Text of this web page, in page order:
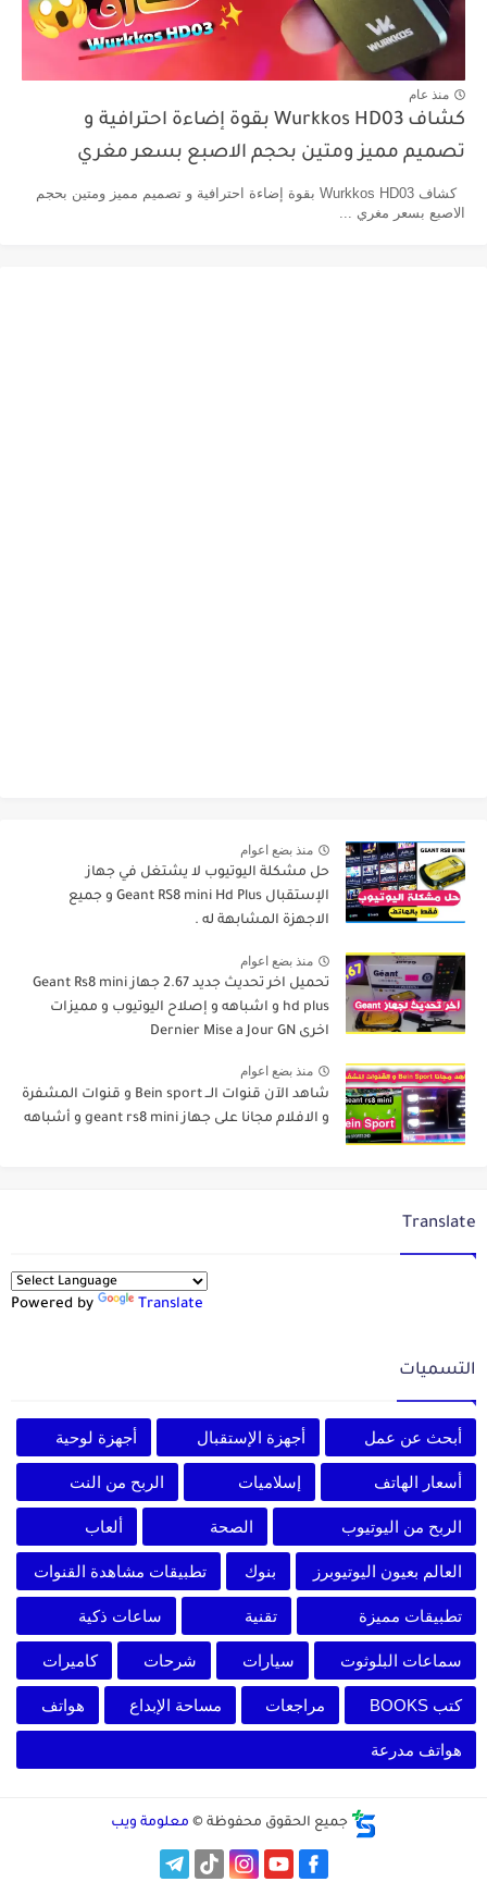
منذ عام
كشاف Wurkkos HD03 بقوة إضاءة احترافية و
تصميم مميز ومتين بحجم الاصبع بسعر مغري
كشاف Wurkkos HD03 بقوة إضاءة احترافية و تصميم مميز ومتين بحجم
الاصبع بسعر مغري ...
منذ بضع اعوام
حل مشكلة اليوتيوب لا يشتغل في جهاز
الإستقبال Geant RS8 mini Hd Plus و جميع
الاجهزة المشابهة له .
منذ بضع اعوام
تحميل اخر تحديث جديد 2.67 جهاز Geant Rs8 mini
hd plus و اشباهه و إصلاح اليوتيوب و مميزات
اخرى Dernier Mise a Jour GN
منذ بضع اعوام
شاهد الآن قنوات الــ Bein sport و قنوات المشفرة
و الافلام مجانا على جهاز geant rs8 mini و أشباهه
Translate
Powered by Translate
التسميات
أبحث عن عمل أجهزة الإستقبال أجهزة لوحية
أسعار الهاتف إسلاميات الربح من النت
الربح من اليوتيوب الصحة ألعاب
العالم بعيون اليوتيوبرز بنوك تطبيقات مشاهدة القنوات
تطبيقات مميزة تقنية ساعات ذكية
سماعات البلوثوت سيارات شرحات كاميرات
كتب BOOKS مراجعات مساحة الإبداع هواتف
هواتف مدرعة
جميع الحقوق محفوظة © معلومة ويب